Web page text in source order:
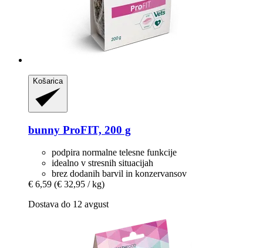
Košarica
bunny ProFIT, 200 g
podpira normalne telesne funkcije
idealno v stresnih situacijah
brez dodanih barvil in konzervansov
€ 6,59 (€ 32,95 / kg)
Dostava do 12 avgust